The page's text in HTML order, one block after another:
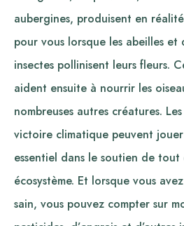
aubergines, produisent en
pour vous lorsque les abeilles et
insectes pollinisent leurs fleurs.
aident ensuite à nourrir les
nombreuses autres créatures.
victoire climatique peuvent
essentiel dans le soutien de tout
écosystème. Et lorsque vous
sain, vous pouvez compter sur